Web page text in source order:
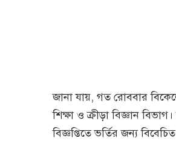
জানা যায়, গত রোববার
শিক্ষা ও ক্রীড়া বিজ্ঞান
বিজ্ঞপ্তিতে ভর্তির জন্য